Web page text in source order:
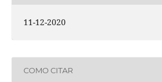
11-12-2020
COMO CITAR